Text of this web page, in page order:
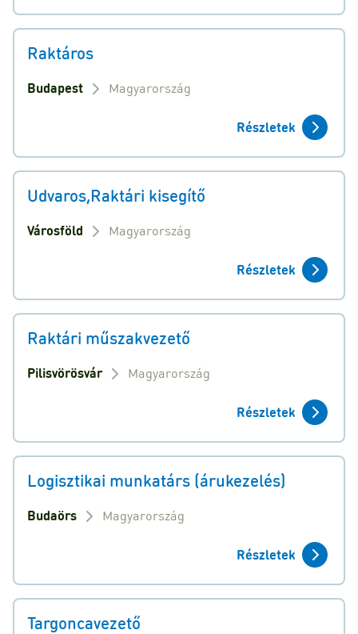
Raktáros
Budapest Magyarország
Részletek
Udvaros,Raktári kisegítő
Városföld Magyarország
Részletek
Raktári műszakvezető
Pilisvörösvár Magyarország
Részletek
Logisztikai munkatárs (árukezelés)
Budaörs Magyarország
Részletek
Targoncavezető